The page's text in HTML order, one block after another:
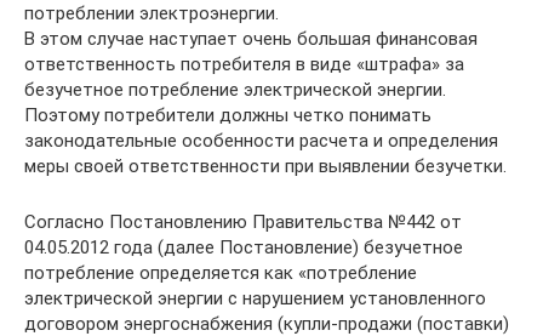
потреблении электроэнергии.
В этом случае наступает очень большая финансовая
ответственность потребителя в виде «штрафа» за
безучетное потребление электрической энергии.
Поэтому потребители должны четко понимать
законодательные особенности расчета и определения
меры своей ответственности при выявлении безучетки.
Согласно Постановлению Правительства №442 от
04.05.2012 года (далее Постановление) безучетное
потребление определяется как «потребление
электрической энергии с нарушением установленного
договором энергоснабжения (купли-продажи (поставки)